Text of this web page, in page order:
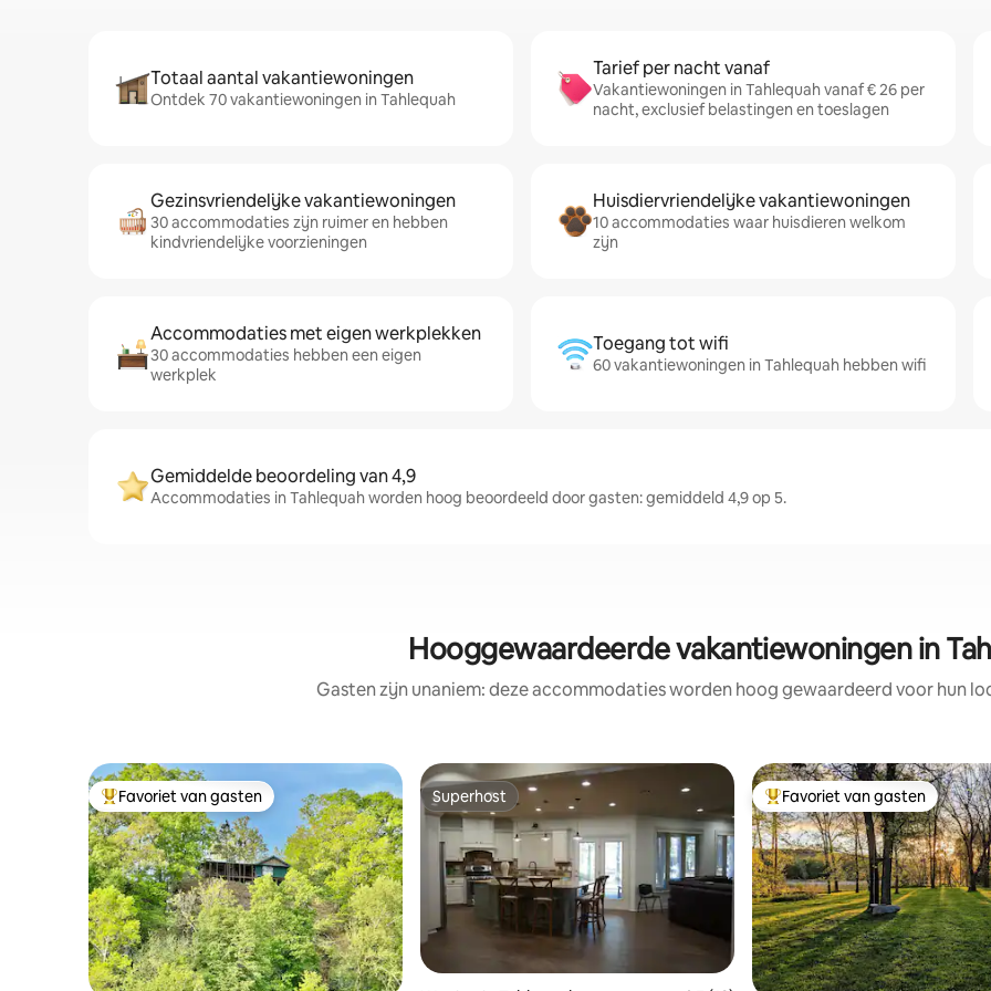
Totaal aantal vakantiewoningen
Ontdek 70 vakantiewoningen in Tahlequah
Tarief per nacht vanaf
Vakantiewoningen in Tahlequah vanaf € 26 per
nacht, exclusief belastingen en toeslagen
Gezinsvriendelijke vakantiewoningen
30 accommodaties zijn ruimer en hebben
kindvriendelijke voorzieningen
Huisdiervriendelijke vakantiewoningen
10 accommodaties waar huisdieren welkom
zijn
Accommodaties met eigen werkplekken
30 accommodaties hebben een eigen
werkplek
Toegang tot wifi
60 vakantiewoningen in Tahlequah hebben wifi
Gemiddelde beoordeling van 4,9
Accommodaties in Tahlequah worden hoog beoordeeld door gasten: gemiddeld 4,9 op 5.
Hooggewaardeerde vakantiewoningen in
Gasten zijn unaniem: deze accommodaties worden hoog gewaardeerd voor hun
Topfavoriet van gasten
Favoriet van gasten Superhost
Superhost Topfavoriet van gasten
Favoriet van gasten